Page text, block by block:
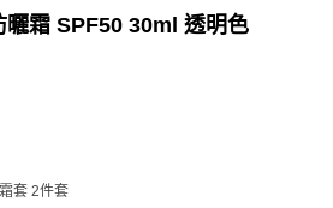
霜 SPF50 30ml 透明色